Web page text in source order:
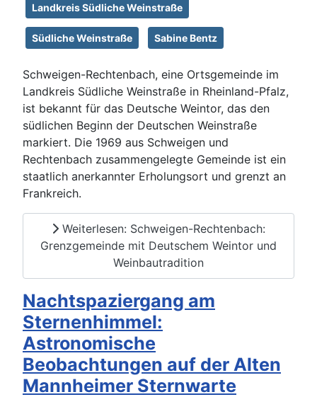
Landkreis Südliche Weinstraße
Südliche Weinstraße Sabine Bentz
Schweigen-Rechtenbach, eine Ortsgemeinde im
Landkreis Südliche Weinstraße in Rheinland-Pfalz,
ist bekannt für das Deutsche Weintor, das den
südlichen Beginn der Deutschen Weinstraße
markiert. Die 1969 aus Schweigen und
Rechtenbach zusammengelegte Gemeinde ist ein
staatlich anerkannter Erholungsort und grenzt an
Frankreich.
Weiterlesen: Schweigen-Rechtenbach:
Grenzgemeinde mit Deutschem Weintor und
Weinbautradition
Nachtspaziergang am
Sternenhimmel:
Astronomische
Beobachtungen auf der Alten
Mannheimer Sternwarte